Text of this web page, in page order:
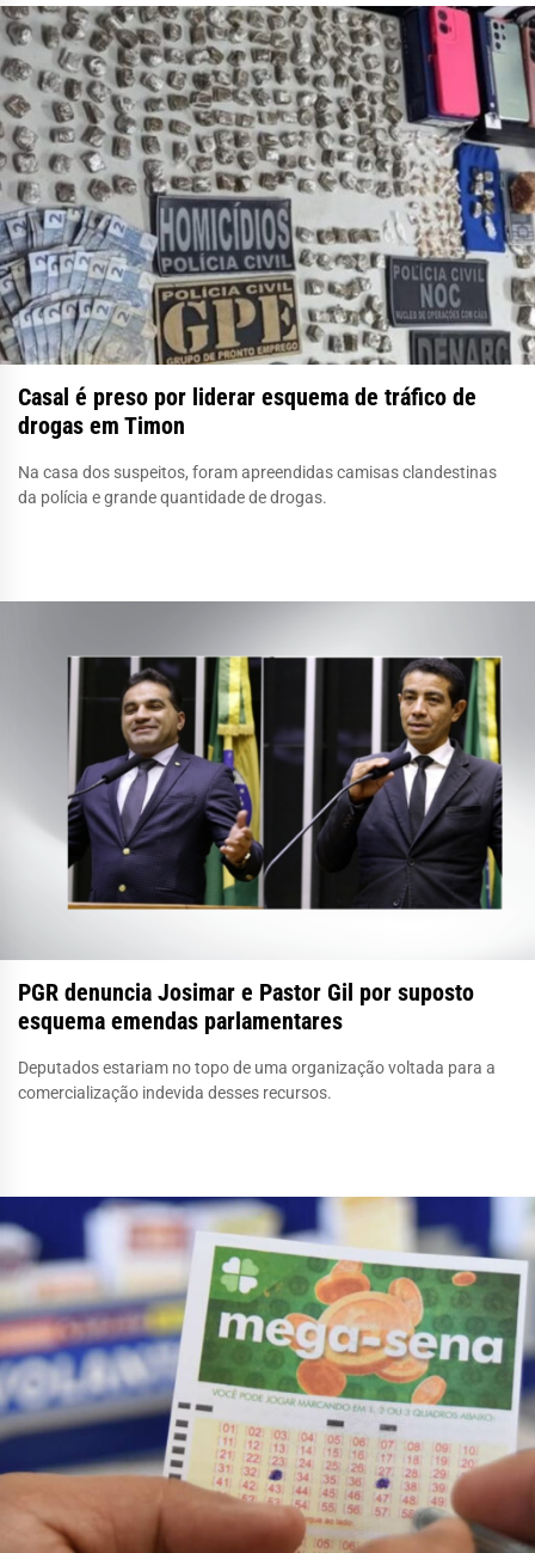
Casal é preso por liderar esquema de tráfico de
drogas em Timon
Na casa dos suspeitos, foram apreendidas camisas clandestinas
da polícia e grande quantidade de drogas.
PGR denuncia Josimar e Pastor Gil por suposto
esquema emendas parlamentares
Deputados estariam no topo de uma organização voltada para a
comercialização indevida desses recursos.